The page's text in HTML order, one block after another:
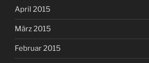
April 2015
März 2015
Februar 2015